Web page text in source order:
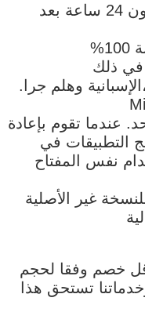
سيتم إرسال البضائع في غضون 24 ساعة بعد
في ذلك
وهلم جرا.
عندما تقوم بإعادة
التطبيقات في
نفس المفتاح
غير الأصلية
خصم وفقا لحجم
تستحق هذا